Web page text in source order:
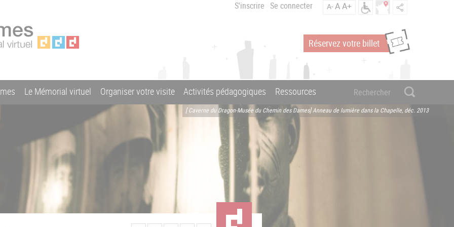
S'inscrire Se connecter A-AA+
Réservez votre billet
Le Mémorial virtuel Organiser votre visite Activités pédagogiques Ressources
[ Caverne du Dragon-Musée du Chemin des Dames] Anneau de lumière dans la Chapelle, déc. 2013